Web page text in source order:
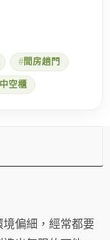
間房趟門
空櫃
偏細，經常都要